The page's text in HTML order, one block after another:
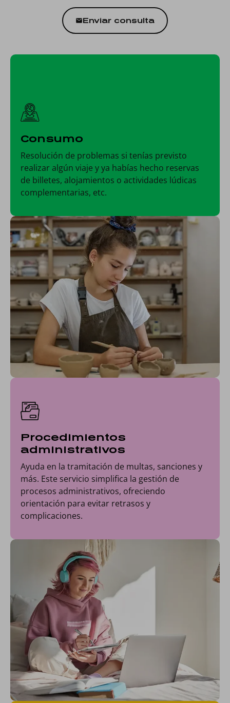
Enviar consulta
Consumo
Resolución de problemas si tenías previsto
realizar algún viaje y ya habías hecho reservas
de billetes, alojamientos o actividades lúdicas
complementarias, etc.
Procedimientos
administrativos
Ayuda en la tramitación de multas, sanciones y
más. Este servicio simplifica la gestión de
procesos administrativos, ofreciendo
orientación para evitar retrasos y
complicaciones.